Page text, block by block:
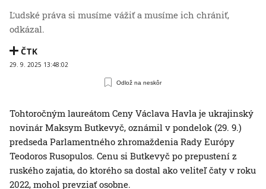
Ľudské práva si musíme vážiť a musíme ich chrániť,
odkázal.
ČTK
29. 9. 2025 13:48:02
Odlož na neskôr
Tohtoročným laureátom Ceny Václava Havla je ukrajinský
novinár Maksym Butkevyč, oznámil v pondelok (29. 9.)
predseda Parlamentného zhromaždenia Rady Európy
Teodoros Rusopulos. Cenu si Butkevyč po prepustení z
ruského zajatia, do ktorého sa dostal ako veliteľ čaty v roku
2022, mohol prevziať osobne.